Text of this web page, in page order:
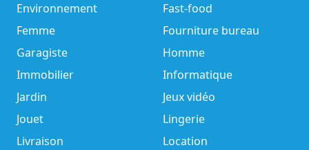
Environnement
Fast-food
Femme
Fourniture bureau
Garagiste
Homme
Immobilier
Informatique
Jardin
Jeux vidéo
Jouet
Lingerie
Livraison
Location